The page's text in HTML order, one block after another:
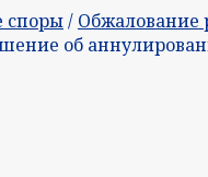
споры/ Обжалование
об